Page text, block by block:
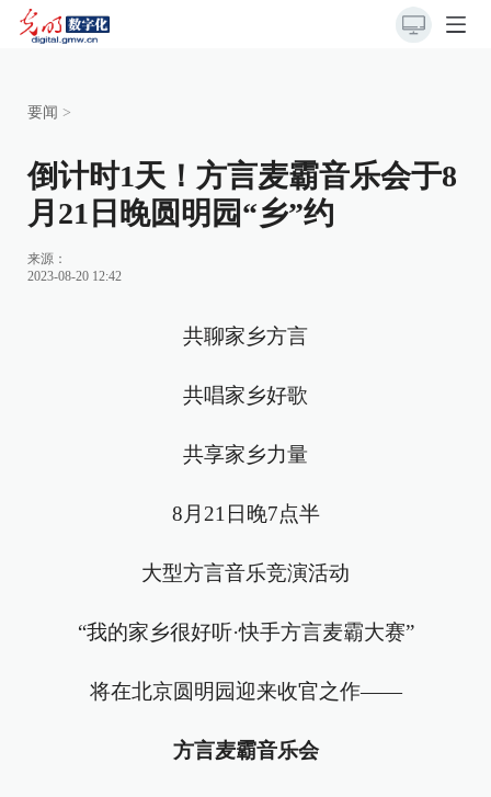
要闻 >
倒计时1天！方言麦霸音乐会于8
月21日晚圆明园“乡”约
来源：
2023-08-20 12:42
共聊家乡方言
共唱家乡好歌
共享家乡力量
8月21日晚7点半
大型方言音乐竞演活动
“我的家乡很好听·快手方言麦霸大赛”
将在北京圆明园迎来收官之作——
方言麦霸音乐会